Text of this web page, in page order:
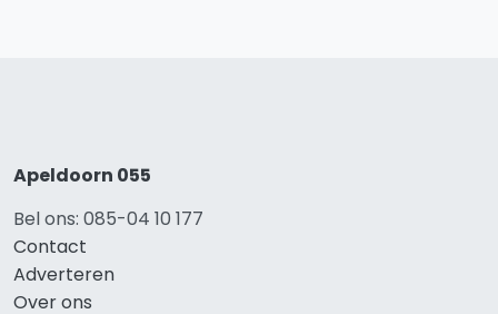
Apeldoorn 055
Bel ons: 085-04 10 177
Contact
Adverteren
Over ons